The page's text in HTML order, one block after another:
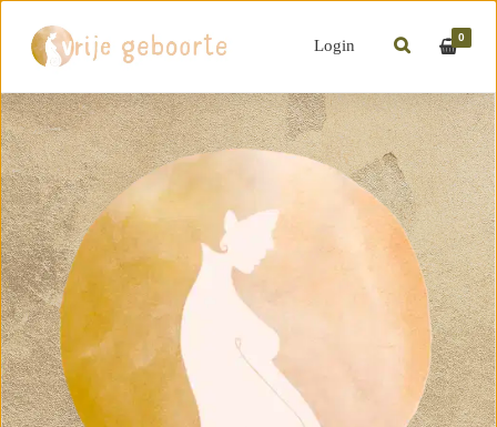
Login 0